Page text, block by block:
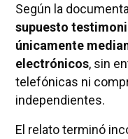
Según la
supuesto
únicamente
electrónicos, sin
telefónicas ni
independientes.
El relato terminó